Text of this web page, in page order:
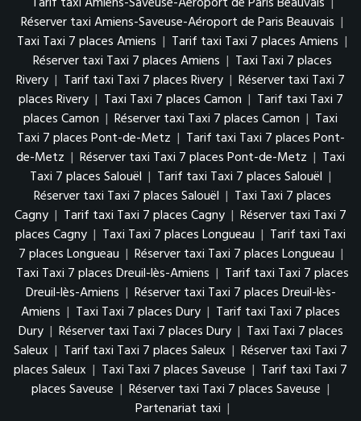
Réserver taxi Amiens-Saveuse-Aéroport de Paris Beauvais |
Taxi Taxi 7 places Amiens | Tarif taxi Taxi 7 places Amiens |
Réserver taxi Taxi 7 places Amiens | Taxi Taxi 7 places
Rivery | Tarif taxi Taxi 7 places Rivery | Réserver taxi Taxi 7
places Rivery | Taxi Taxi 7 places Camon | Tarif taxi Taxi 7
places Camon | Réserver taxi Taxi 7 places Camon | Taxi
Taxi 7 places Pont-de-Metz | Tarif taxi Taxi 7 places Pont-
de-Metz | Réserver taxi Taxi 7 places Pont-de-Metz | Taxi
Taxi 7 places Salouël | Tarif taxi Taxi 7 places Salouël |
Réserver taxi Taxi 7 places Salouël | Taxi Taxi 7 places
Cagny | Tarif taxi Taxi 7 places Cagny | Réserver taxi Taxi 7
places Cagny | Taxi Taxi 7 places Longueau | Tarif taxi Taxi
7 places Longueau | Réserver taxi Taxi 7 places Longueau |
Taxi Taxi 7 places Dreuil-lès-Amiens | Tarif taxi Taxi 7 places
Dreuil-lès-Amiens | Réserver taxi Taxi 7 places Dreuil-lès-
Amiens | Taxi Taxi 7 places Dury | Tarif taxi Taxi 7 places
Dury | Réserver taxi Taxi 7 places Dury | Taxi Taxi 7 places
Saleux | Tarif taxi Taxi 7 places Saleux | Réserver taxi Taxi 7
places Saleux | Taxi Taxi 7 places Saveuse | Tarif taxi Taxi 7
places Saveuse | Réserver taxi Taxi 7 places Saveuse |
Partenariat taxi |